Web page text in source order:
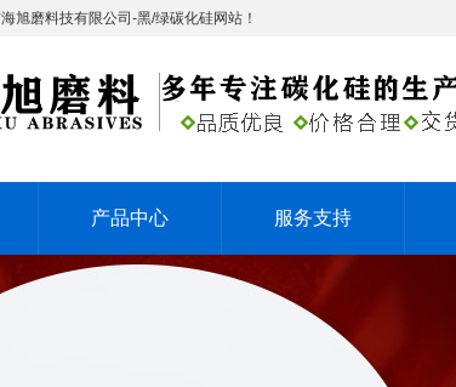
旭磨料技有限公司-黑/绿碳化硅网站！
产品中心 服务支持